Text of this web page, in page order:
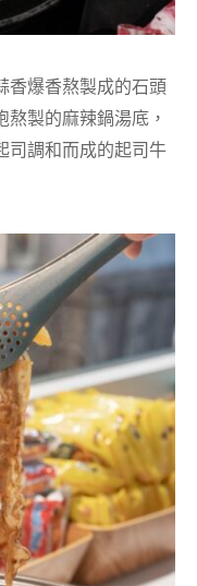
香爆香熬製成的石頭
製的麻辣鍋湯底，
司調和而成的起司牛